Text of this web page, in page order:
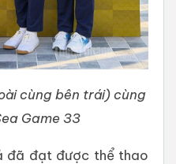
cùng bên trái) cùng
Game 33
đã đạt được thể thao